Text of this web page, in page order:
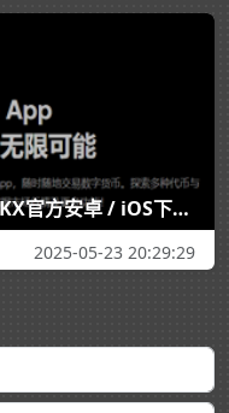
欧易App官方最新版下载 | 欧易OKX官方安卓 / iOS下载平台 | 一键下载到手机
2025-05-23 20:29:29